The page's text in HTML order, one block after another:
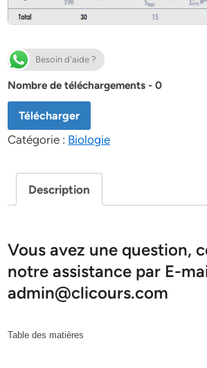
Besoin d'aide ?
Nombre de téléchargements - 0
Télécharger
Catégorie : Biologie
Description
Vous avez une question,
notre assistance par E-
admin@clicours.com
Table des matières